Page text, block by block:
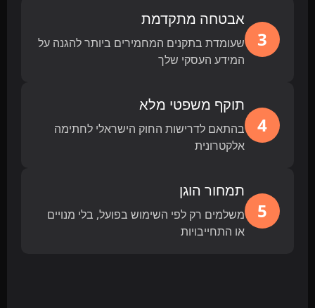
3
אבטחה מתקדמת
שעומדת בתקנים המחמירים ביותר להגנה על
המידע העסקי שלך
4
תוקף משפטי מלא
בהתאם לדרישות החוק הישראלי לחתימה
אלקטרונית
5
תמחור הוגן
משלמים רק לפי השימוש בפועל, בלי מנויים
או התחייבויות